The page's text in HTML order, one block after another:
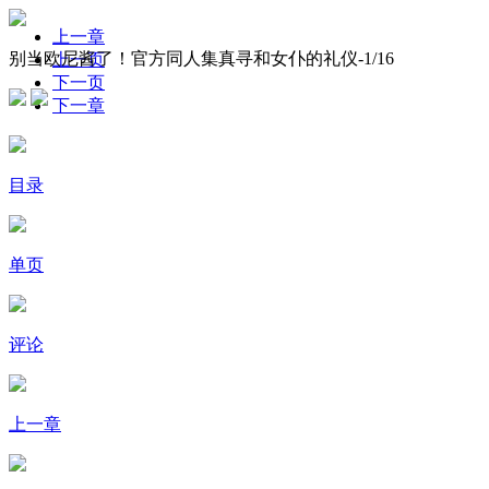
别当欧尼酱了！官方同人集真寻和女仆的礼仪-1/16
上一章
上一页
下一页
下一章
目录
单页
评论
上一章